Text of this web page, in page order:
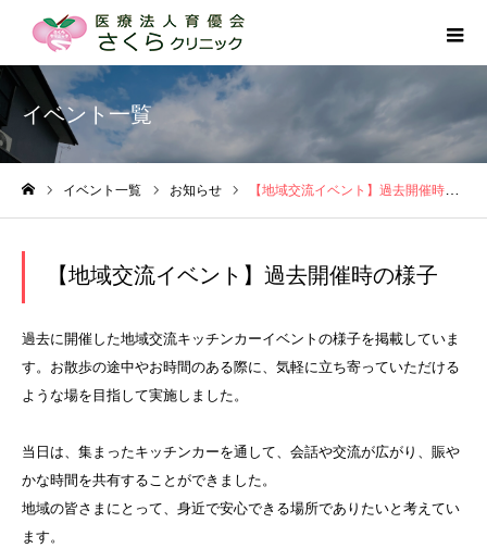
イベント一覧
イベント一覧 お知らせ 【地域交流イベント】過去開催時の様子
【地域交流イベント】過去開催時の様子
過去に開催した地域交流キッチンカーイベントの様子を掲載していま
す。お散歩の途中やお時間のある際に、気軽に立ち寄っていただける
ような場を目指して実施しました。
当日は、集まったキッチンカーを通して、会話や交流が広がり、賑や
かな時間を共有することができました。
地域の皆さまにとって、身近で安心できる場所でありたいと考えてい
ます。